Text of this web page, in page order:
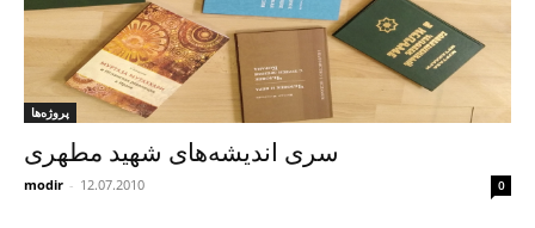
پروژه‌ها
سری اندیشه‌های شهید مطهری
modir - 12.07.2010 0